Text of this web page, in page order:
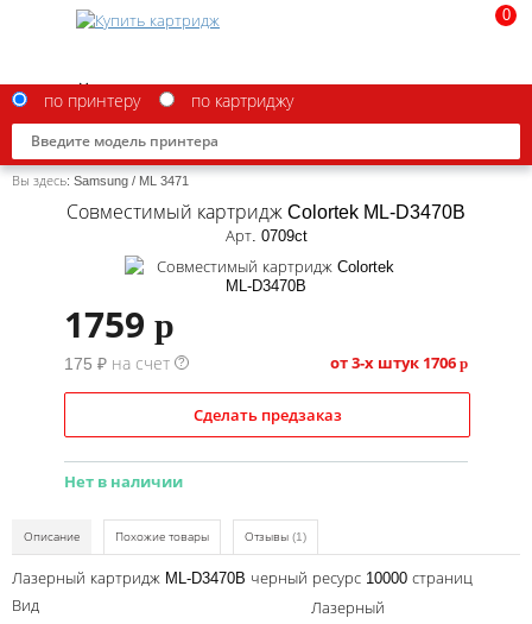
Canon
Epson
IBM
Kodak
Konica Minolta
по принтеру по картриджу
0
Вы здесь: Samsung / ML 3471
Совместимый картридж Colortek ML-D3470B
Арт. 0709ct
1759 p
175 ₽ на счет ? от 3-х штук 1706 p
Сделать предзаказ
Нет в наличии
Описание Похожие товары Отзывы (1)
Лазерный картридж ML-D3470B черный ресурс 10000 страниц
Вид
Лазерный